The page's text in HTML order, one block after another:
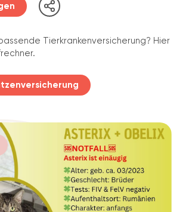
Tierkrankenversicherung? Hier